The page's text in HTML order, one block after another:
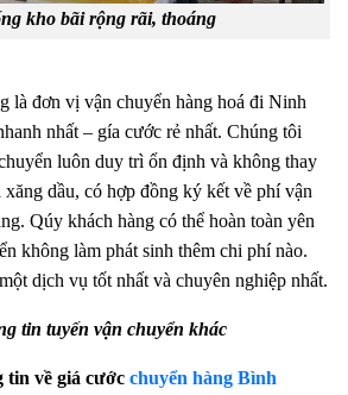
kho bãi rộng rãi, thoáng
là đơn vị vận chuyển hàng hoá đi Ninh
nhất – gía cước rẻ nhất. Chúng tôi
luôn duy trì ổn định và không thay
dầu, có hợp đồng ký kết về phí vận
Qúy khách hàng có thể hoàn toàn yên
không làm phát sinh thêm chi phí nào.
dịch vụ tốt nhất và chuyên nghiệp nhất.
tin tuyến vận chuyển khác
tin về giá cước chuyển hàng Bình